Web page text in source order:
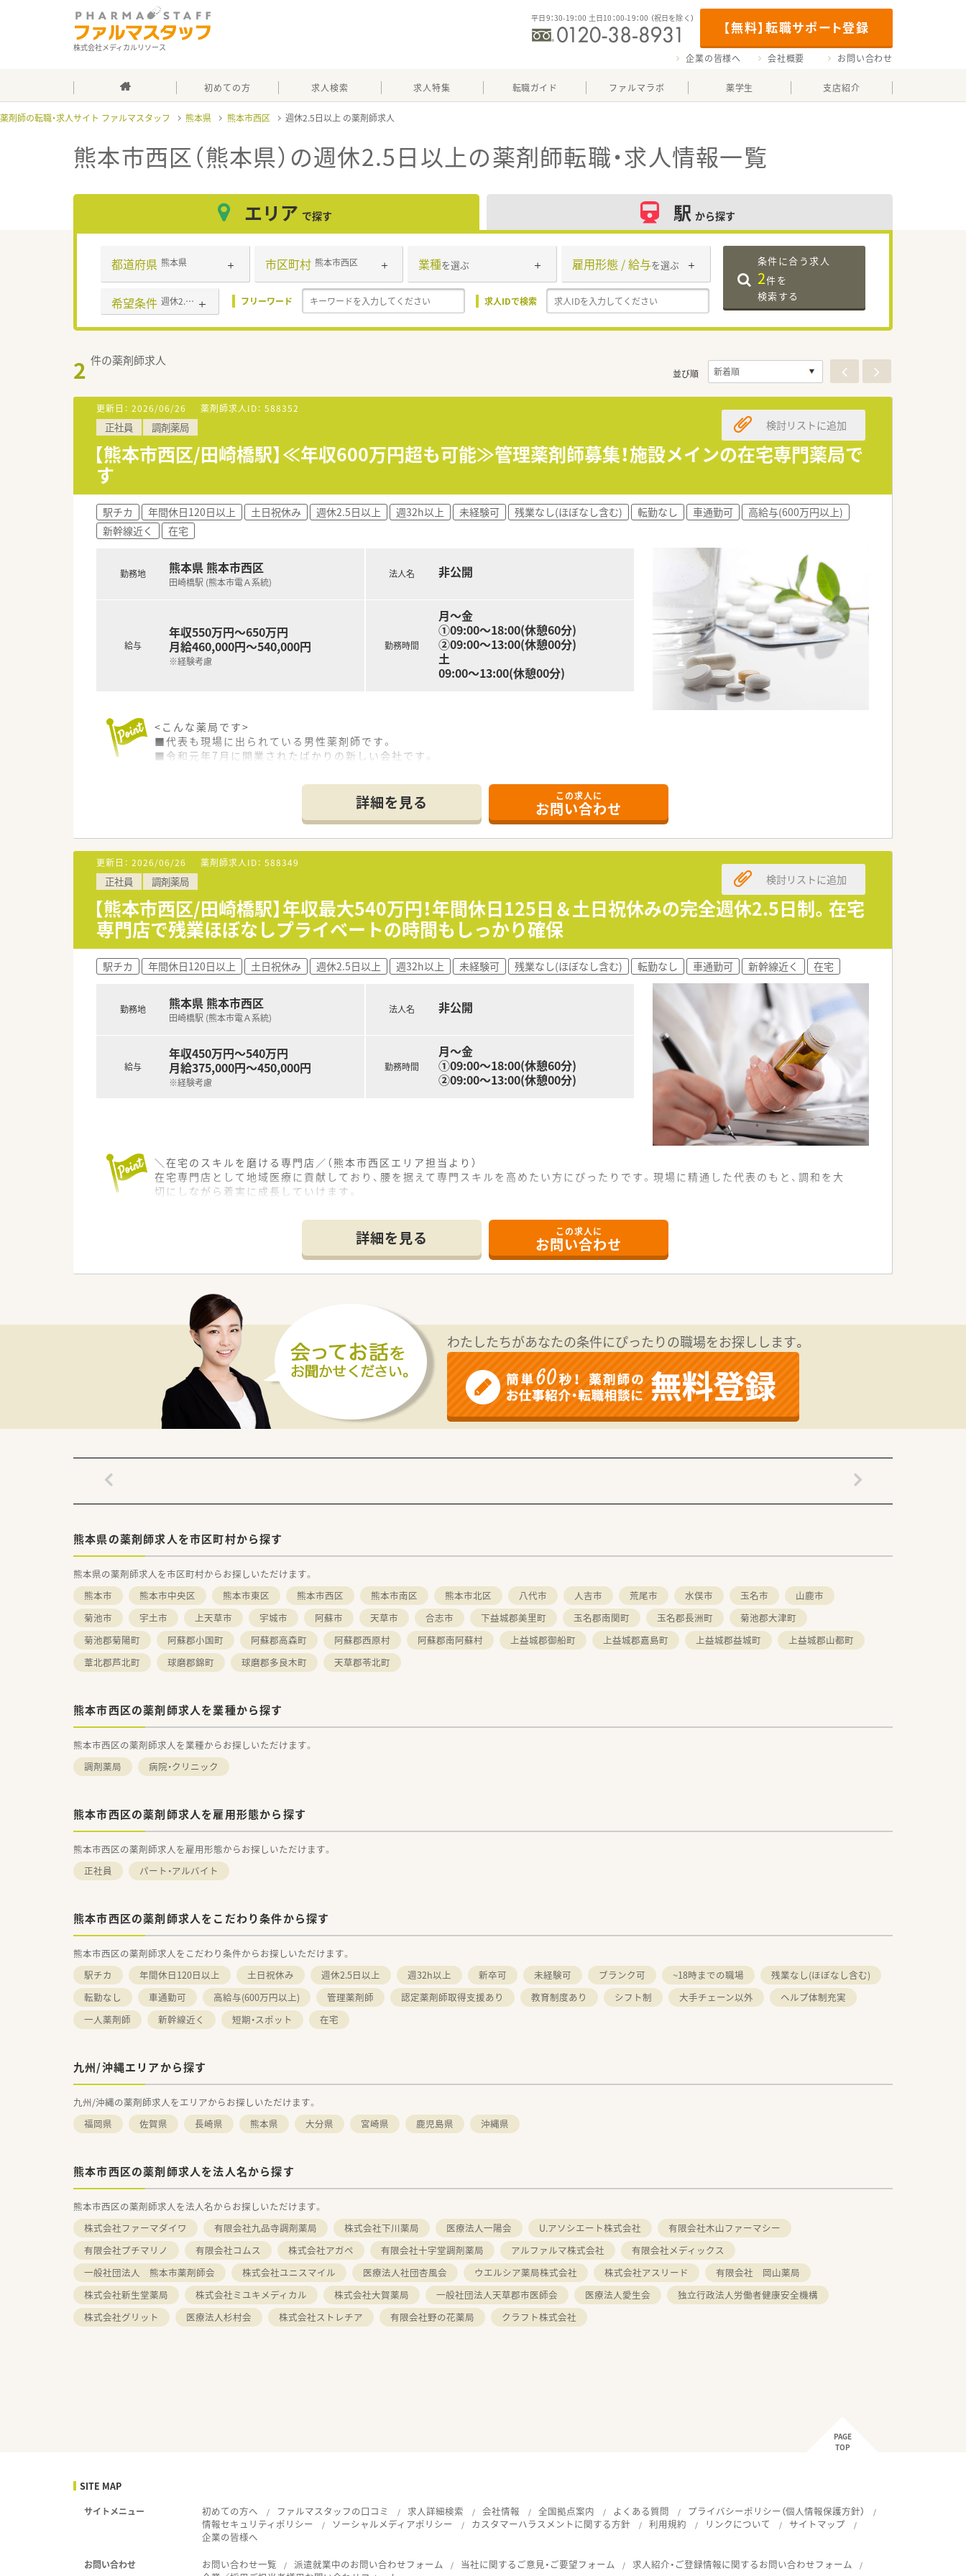
株式会社メディカルリソース
【無料】転職サポート登録
平日9：30-19：00 土日10：00-19：00 （祝日を除く）
企業の皆様へ 会社概要 お問い合わせ
初めての方 求人検索 求人特集 転職ガイド ファルマラボ 薬学生 支店紹介
薬剤師の転職・求人サイト ファルマスタッフ 熊本県 熊本市西区 週休2.5日以上
熊本市西区（熊本県）の週休2.5日以上の薬剤師転職・求人情報一覧
エリア で探す 駅 から探す
都道府県 熊本県 市区町村 熊本市西区 業種を選ぶ 雇用形態 / 給与を選ぶ
希望条件 週休2.5日以上 フリーワード 求人IDで検索
条件に合う求人
2件を
検索する
2 件の薬剤師求人
並び順
更新日： 2026/06/26 薬剤師求人ID： 588352
正社員 調剤薬局
【熊本市西区/田崎橋駅】≪年収600万円超も可能≫管理薬剤師募集！施設メインの在宅専門薬局で
す
検討リストに追加
駅チカ 年間休日120日以上 土日祝休み 週休2.5日以上 週32h以上 未経験可 残業なし(ほぼなし含む) 転勤なし 車通勤可
高給与(600万円以上)
新幹線近く
在宅
勤務地 熊本県 熊本市西区
田崎橋駅 (熊本市電Ａ系統)
給与
年収550万円～650万円
月給460,000円～540,000円
※経験考慮
法人名 非公開
勤務時間
月～金
①09:00～18:00(休憩60分)
②09:00～13:00(休憩00分)
土
09:00～13:00(休憩00分)
<こんな薬局です>
■代表も現場に出られている男性薬剤師です。
■令和元年7月に開業されたばかりの新しい会社です。
■「思いやり」「調和」「心地よさ」「謙虚さ」「忍耐強さ」を行動指針にしております。
詳細を見る この求人に
お問い合わせ
更新日： 2026/06/26 薬剤師求人ID： 588349
正社員 調剤薬局
【熊本市西区/田崎橋駅】年収最大540万円！年間休日125日＆土日祝休みの完全週休2.5日制。在宅
専門店で残業ほぼなしプライベートの時間もしっかり確保
検討リストに追加
駅チカ 年間休日120日以上 土日祝休み 週休2.5日以上 週32h以上 未経験可 残業なし(ほぼなし含む) 転勤なし 車通勤可 新幹線近く 在宅
勤務地 熊本県 熊本市西区
田崎橋駅 (熊本市電Ａ系統)
給与
年収450万円～540万円
月給375,000円～450,000円
※経験考慮
法人名 非公開
勤務時間
月～金
①09:00～18:00(休憩60分)
②09:00～13:00(休憩00分)
＼在宅のスキルを磨ける専門店／（熊本市西区エリア担当より）
在宅専門店として地域医療に貢献しており、腰を据えて専門スキルを高めたい方にぴったりです。現場に精通した代表のもと、調和を大
切にしながら着実に成長していけます。
【店舗情報と応需状況について】
■熊本市西区に位置するこちらの店舗は、熊本市電Ａ系統の田崎橋駅から徒歩11分ほどの場所にあり、車通勤も可能な便利な立地です。
■現在は在宅専門店として運営されており、施設を中心に約140名の患者様に対して、きめ細やかな薬学的管理と指導を行っています。
■処方箋枚数は月に300枚から400枚程度となっており、一つひとつの業務に対して丁寧に向き合いながら取り組める環境が整っていま
す。
【法人特徴について】
■令和元年7月に設立されたばかりの非常に新しく勢いのある会社で、熊本県内において特色の異なる2店舗を安定して運営していま
■代表自身が現役の薬剤師として現場に立っており、現場の苦労や状況を深く理解しているため、意思疎通がスムーズで相談しやすい環
境です。
■思いやり、調和、心地よさ、謙虚さ、忍耐強さの5つを指針に掲げており、スタッフ全員が心地よく働ける組織づくりに注力していま
す。
【こんな取り組みをしています】
ます。
詳細を見る この求人に
お問い合わせ
わたしたちがあなたの条件にぴったりの職場をお探しします。
熊本県の薬剤師求人を市区町村から探す
熊本県の薬剤師求人を市区町村からお探しいただけます。
熊本市
熊本市中央区 熊本市東区 熊本市西区 熊本市南区 熊本市北区 八代市 人吉市 荒尾市 水俣市 玉名市
山鹿市
菊池市
宇土市 上天草市 宇城市 阿蘇市 天草市 合志市 下益城郡美里町 玉名郡南関町 玉名郡長洲町
菊池郡大津町
菊池郡菊陽町
阿蘇郡小国町 阿蘇郡高森町 阿蘇郡西原村 阿蘇郡南阿蘇村 上益城郡御船町 上益城郡嘉島町 上益城郡益城町
上益城郡山都町
葦北郡芦北町
球磨郡錦町 球磨郡多良木町 天草郡苓北町
熊本市西区の薬剤師求人を業種から探す
熊本市西区の薬剤師求人を業種からお探しいただけます。
調剤薬局
病院・クリニック
熊本市西区の薬剤師求人を雇用形態から探す
熊本市西区の薬剤師求人を雇用形態からお探しいただけます。
正社員
パート・アルバイト
熊本市西区の薬剤師求人をこだわり条件から探す
熊本市西区の薬剤師求人をこだわり条件からお探しいただけます。
駅チカ
年間休日120日以上 土日祝休み 週休2.5日以上 週32h以上 新卒可 未経験可 ブランク可 ~18時までの職場
残業なし(ほぼなし含む)
転勤なし
車通勤可 高給与(600万円以上) 管理薬剤師 認定薬剤師取得支援あり 教育制度あり シフト制 大手チェーン以外
ヘルプ体制充実
一人薬剤師
新幹線近く 短期・スポット 在宅
九州/沖縄エリアから探す
九州/沖縄の薬剤師求人をエリアからお探しいただけます。
福岡県
佐賀県 長崎県 熊本県 大分県 宮崎県 鹿児島県 沖縄県
熊本市西区の薬剤師求人を法人名から探す
熊本市西区の薬剤師求人を法人名からお探しいただけます。
株式会社ファーマダイワ
有限会社九品寺調剤薬局 株式会社下川薬局 医療法人一陽会 U.アソシエート株式会社
有限会社木山ファーマシー
有限会社プチマリノ
有限会社コムス 株式会社アガペ 有限会社十字堂調剤薬局 アルファルマ株式会社
有限会社メディックス
一般社団法人 熊本市薬剤師会
株式会社ユニスマイル 医療法人社団杏風会 ウエルシア薬局株式会社 株式会社アスリード
有限会社 岡山薬局
株式会社新生堂薬局
株式会社ミユキメディカル 株式会社大賀薬局 一般社団法人天草郡市医師会 医療法人愛生会
独立行政法人労働者健康安全機構
株式会社グリット
医療法人杉村会 株式会社ストレチア 有限会社野の花薬局 クラフト株式会社
PAGE
TOP
SITE MAP
サイトメニュー 初めての方へ ファルマスタッフの口コミ 求人詳細検索 会社情報 全国拠点案内 よくある質問
プライバシーポリシー（個人情報保護方針）
情報セキュリティポリシー
ソーシャルメディアポリシー カスタマーハラスメントに関する方針 利用規約 リンクについて
サイトマップ
企業の皆様へ
お問い合わせ お問い合わせ一覧 派遣就業中のお問い合わせフォーム 当社に関するご意見・ご要望フォーム
求人紹介・ご登録情報に関するお問い合わせフォーム